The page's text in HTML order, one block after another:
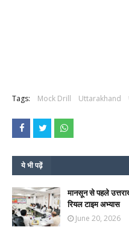
Tags: Mock Drill Uttarakhand
ये भी पढ़ें
मानसून से पहले
रियल टाइम अभ्यास
June 20, 2026